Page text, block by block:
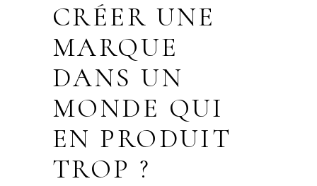
CRÉER UNE
MARQUE
DANS UN
MONDE QUI
EN PRODUIT
TROP ?